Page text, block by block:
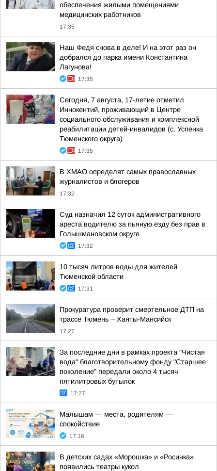
обеспечения жилыми помещениями
медицинских работников
17:35
Наш Федя снова в деле! И на этот раз он
добрался до парка имени Константина
Лагунова!
17:35
Сегодня, 7 августа, 17-летие отметил
Иннокентий, проживающий в Центре
социального обслуживания и комплексной
реабилитации детей-инвалидов (с. Успенка
Тюменского округа)
17:35
В ХМАО определят самых православных
журналистов и блогеров
17:32
Суд назначил 12 суток административного
ареста водителю за пьяную езду без прав в
Голышмановском округе
17:32
10 тысяч литров воды для жителей
Тюменской области
17:31
Прокуратура проверит смертельное ДТП на
трассе Тюмень – Ханты-Мансийск
17:27
За последние дни в рамках проекта "Чистая
вода" благотворительному фонду "Старшее
поколение" передали около 4 тысяч
пятилитровых бутылок
17:27
Малышам — места, родителям —
спокойствие
17:16
В детских садах «Морошка» и «Росинка»
появились театры кукол